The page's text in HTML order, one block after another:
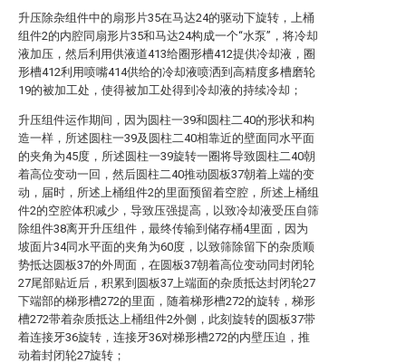
升压除杂组件中的扇形片35在马达24的驱动下旋转，上桶
组件2的内腔同扇形片35和马达24构成一个“水泵”，将冷却
液加压，然后利用供液道413给圈形槽412提供冷却液，圈
形槽412利用喷嘴414供给的冷却液喷洒到高精度多槽磨轮
19的被加工处，使得被加工处得到冷却液的持续冷却；
升压组件运作期间，因为圆柱一39和圆柱二40的形状和构
造一样，所述圆柱一39及圆柱二40相靠近的壁面同水平面
的夹角为45度，所述圆柱一39旋转一圈将导致圆柱二40朝
着高位变动一回，然后圆柱二40推动圆板37朝着上端的变
动，届时，所述上桶组件2的里面预留着空腔，所述上桶组
件2的空腔体积减少，导致压强提高，以致冷却液受压自筛
除组件38离开升压组件，最终传输到储存桶4里面，因为
坡面片34同水平面的夹角为60度，以致筛除留下的杂质顺
势抵达圆板37的外周面，在圆板37朝着高位变动同封闭轮
27尾部贴近后，积累到圆板37上端面的杂质抵达封闭轮27
下端部的梯形槽272的里面，随着梯形槽272的旋转，梯形
槽272带着杂质抵达上桶组件2外侧，此刻旋转的圆板37带
着连接牙36旋转，连接牙36对梯形槽272的内壁压迫，推
动着封闭轮27旋转；